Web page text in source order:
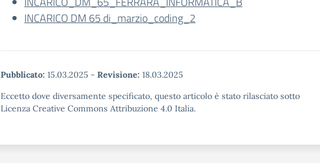
INCARICO DM 65 di_marzio_coding_2
Pubblicato: 15.03.2025 - Revisione: 18.03.2025
Eccetto dove diversamente specificato, questo articolo è stato rilasciato sotto
Licenza Creative Commons Attribuzione 4.0 Italia.